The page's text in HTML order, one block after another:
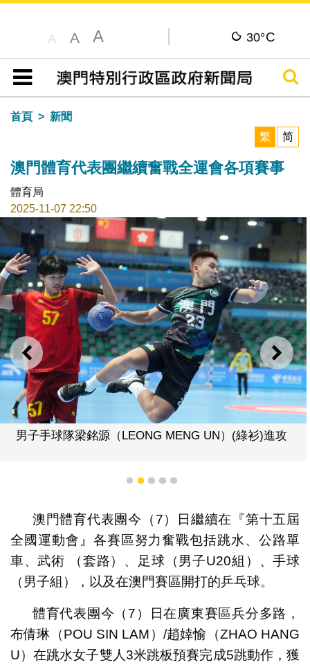
A A A 30°C
目錄
搜尋
首頁
新聞
繁
简
澳門體育代表團繼續奮戰全運會各項賽事
體育局
2025-11-07 22:50
上一則 下一
男子手球隊梁銘源（LEONG MENG UN）(綠衫)進攻
1 2 3 4 5
澳門體育代表團今（7）日繼續在『第十五屆
全國運動會』各賽區努力奮戰包括跳水、公路單
車、武術 （套路）、足球（男子U20組）、手球
（男子組），以及在澳門賽區開打的乒乓球。
體育代表團今（7）日在廣東賽區兵分多路，
布倩琳（POU SIN LAM）/趙婞愉（ZHAO HANG
U）在跳水女子雙人3米跳板預賽完成5跳動作，獲